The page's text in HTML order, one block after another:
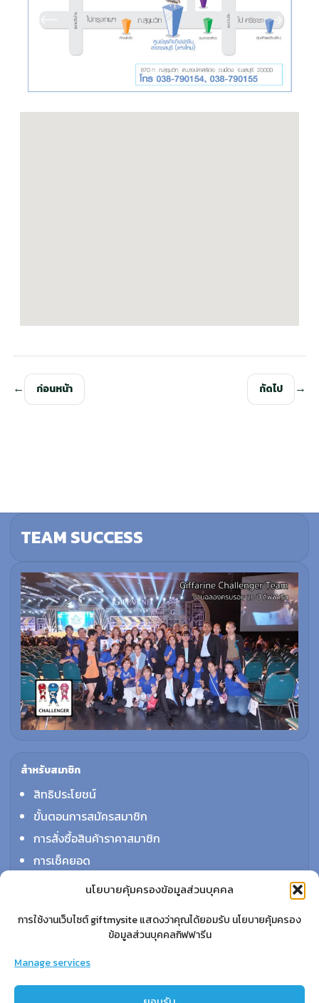
นโยบายคุ้มครองข้อมูลส่วนบุคคล
การใช้งานเว็บไซต์ giftmysite แสดงว่าคุณได้ยอมรับ นโยบายคุ้มครอง
ข้อมูลส่วนบุคคลกิฟฟารีน
Manage services
ก่อนหน้า ถัดไป
TEAM SUCCESS
สำหรับสมาชิก
สิทธิประโยชน์
ขั้นตอนการสมัครสมาชิก
การสั่งซื้อสินค้าราคาสมาชิก
การเช็คยอด
กิฟฟารีนคืออะไร
เราทำอะไร